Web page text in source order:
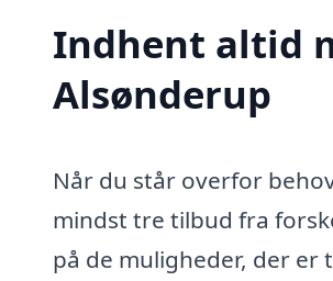
Indhent altid
Alsønderup
Når du står overfor
mindst tre tilbud fra
på de muligheder, der